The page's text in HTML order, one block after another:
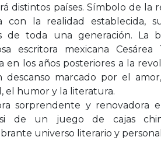
distintos países. Símbolo de la
con la realidad establecida,
de toda una generación. La
escritora mexicana Cesárea
en los años posteriores a la
descanso marcado por el
el humor y la literatura.
sorprendente y renovadora
de un juego de cajas
universo literario y